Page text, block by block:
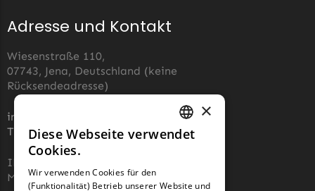
Adresse und Kontakt
Wiesenstraße 110,
07743, Jena, Deutschland (keine
Rücksendeadresse)
info@robotermaher-messer.de
Tel. +49 3641 8090878
IHK 67529623
MWST: NL857053759B01
GERMAN
GERMAN
×
Diese Webseite verwendet
Cookies.
Wir verwenden Cookies für den
(Funktionalität) Betrieb unserer Website und